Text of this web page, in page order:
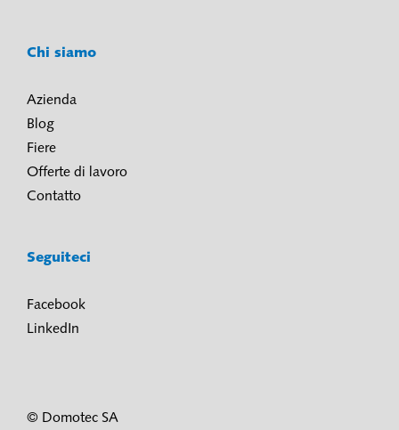
Chi siamo
Azienda
Blog
Fiere
Offerte di lavoro
Contatto
Seguiteci
Facebook
LinkedIn
© Domotec SA